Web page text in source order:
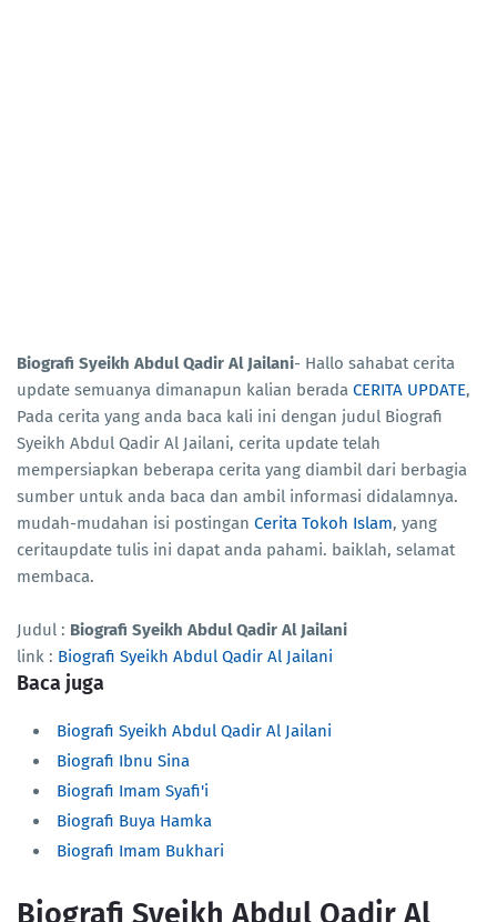
Biografi Syeikh Abdul Qadir Al Jailani- Hallo sahabat cerita
update semuanya dimanapun kalian berada CERITA UPDATE,
Pada cerita yang anda baca kali ini dengan judul Biografi
Syeikh Abdul Qadir Al Jailani, cerita update telah
mempersiapkan beberapa cerita yang diambil dari berbagia
sumber untuk anda baca dan ambil informasi didalamnya.
mudah-mudahan isi postingan Cerita Tokoh Islam, yang
ceritaupdate tulis ini dapat anda pahami. baiklah, selamat
membaca.
Judul : Biografi Syeikh Abdul Qadir Al Jailani
link : Biografi Syeikh Abdul Qadir Al Jailani
Baca juga
Biografi Syeikh Abdul Qadir Al Jailani
Biografi Ibnu Sina
Biografi Imam Syafi'i
Biografi Buya Hamka
Biografi Imam Bukhari
Biografi Syeikh Abdul Qadir Al